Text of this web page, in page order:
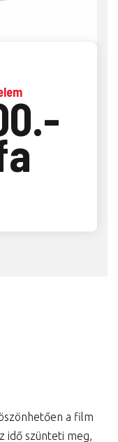
a film
idő szünteti meg,